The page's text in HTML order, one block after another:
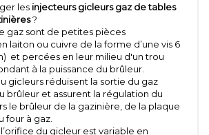
les injecteurs gicleurs gaz de tables
?
gaz sont de petites pièces
laiton ou cuivre de la forme d’une vis 6
et percées en leur milieu d'un trou
à la puissance du brûleur.
gicleurs réduisent la sortie du gaz
brûleur et assurent la régulation du
le brûleur de la gazinière, de la plaque
four à gaz.
du gicleur est variable en